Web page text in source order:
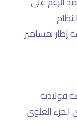
إطار بمسامير
فولاذية
العلوي